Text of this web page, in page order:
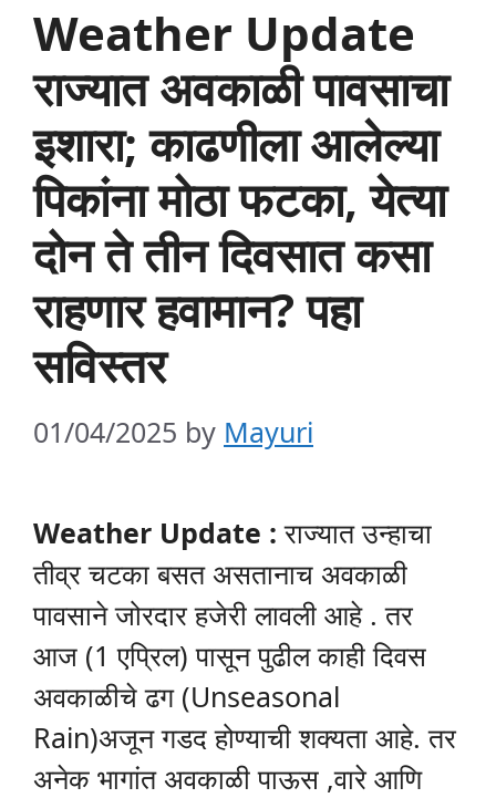
Weather Update
राज्यात अवकाळी पावसाचा
इशारा; काढणीला आलेल्या
पिकांना मोठा फटका, येत्या
दोन ते तीन दिवसात कसा
राहणार हवामान? पहा
सविस्तर
01/04/2025 by Mayuri
Weather Update :राज्यात उन्हाचा
तीव्र चटका बसत असतानाच अवकाळी
पावसाने जोरदार हजेरी लावली आहे . तर
आज (1 एप्रिल) पासून पुढील काही दिवस
अवकाळीचे ढग (Unseasonal
Rain)अजून गडद होण्याची शक्यता आहे. तर
अनेक भागांत अवकाळी पाऊस ,वारे आणि